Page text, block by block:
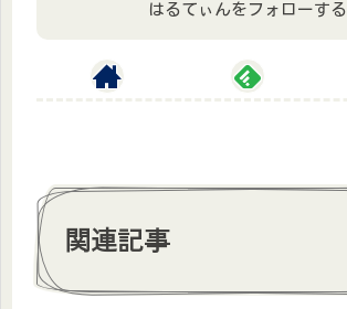
はるてぃんをフォローする
関連記事